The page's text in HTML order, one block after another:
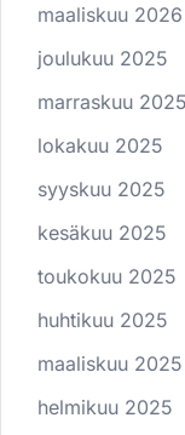
maaliskuu 2026
joulukuu 2025
marraskuu 2025
lokakuu 2025
syyskuu 2025
kesäkuu 2025
toukokuu 2025
huhtikuu 2025
maaliskuu 2025
helmikuu 2025